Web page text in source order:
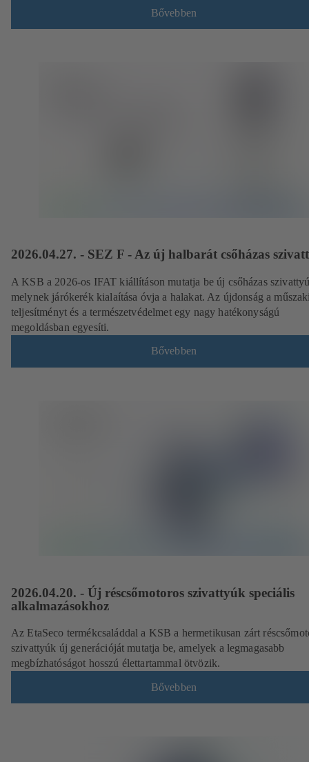
Bővebben
2026.04.27. - SEZ F - Az új halbarát csőházas
A KSB a 2026-os IFAT kiállításon mutatja be új csőházas
melynek járókerék kialaítása óvja a halakat. Az újdonság a
teljesítményt és a természetvédelmet egy nagy hatékonyságú
megoldásban egyesíti.
Bővebben
2026.04.20. - Új réscsőmotoros szivattyúk speciális
alkalmazásokhoz
Az EtaSeco termékcsaláddal a KSB a hermetikusan zárt
szivattyúk új generációját mutatja be, amelyek a legmagasabb
megbízhatóságot hosszú élettartammal ötvözik.
Bővebben